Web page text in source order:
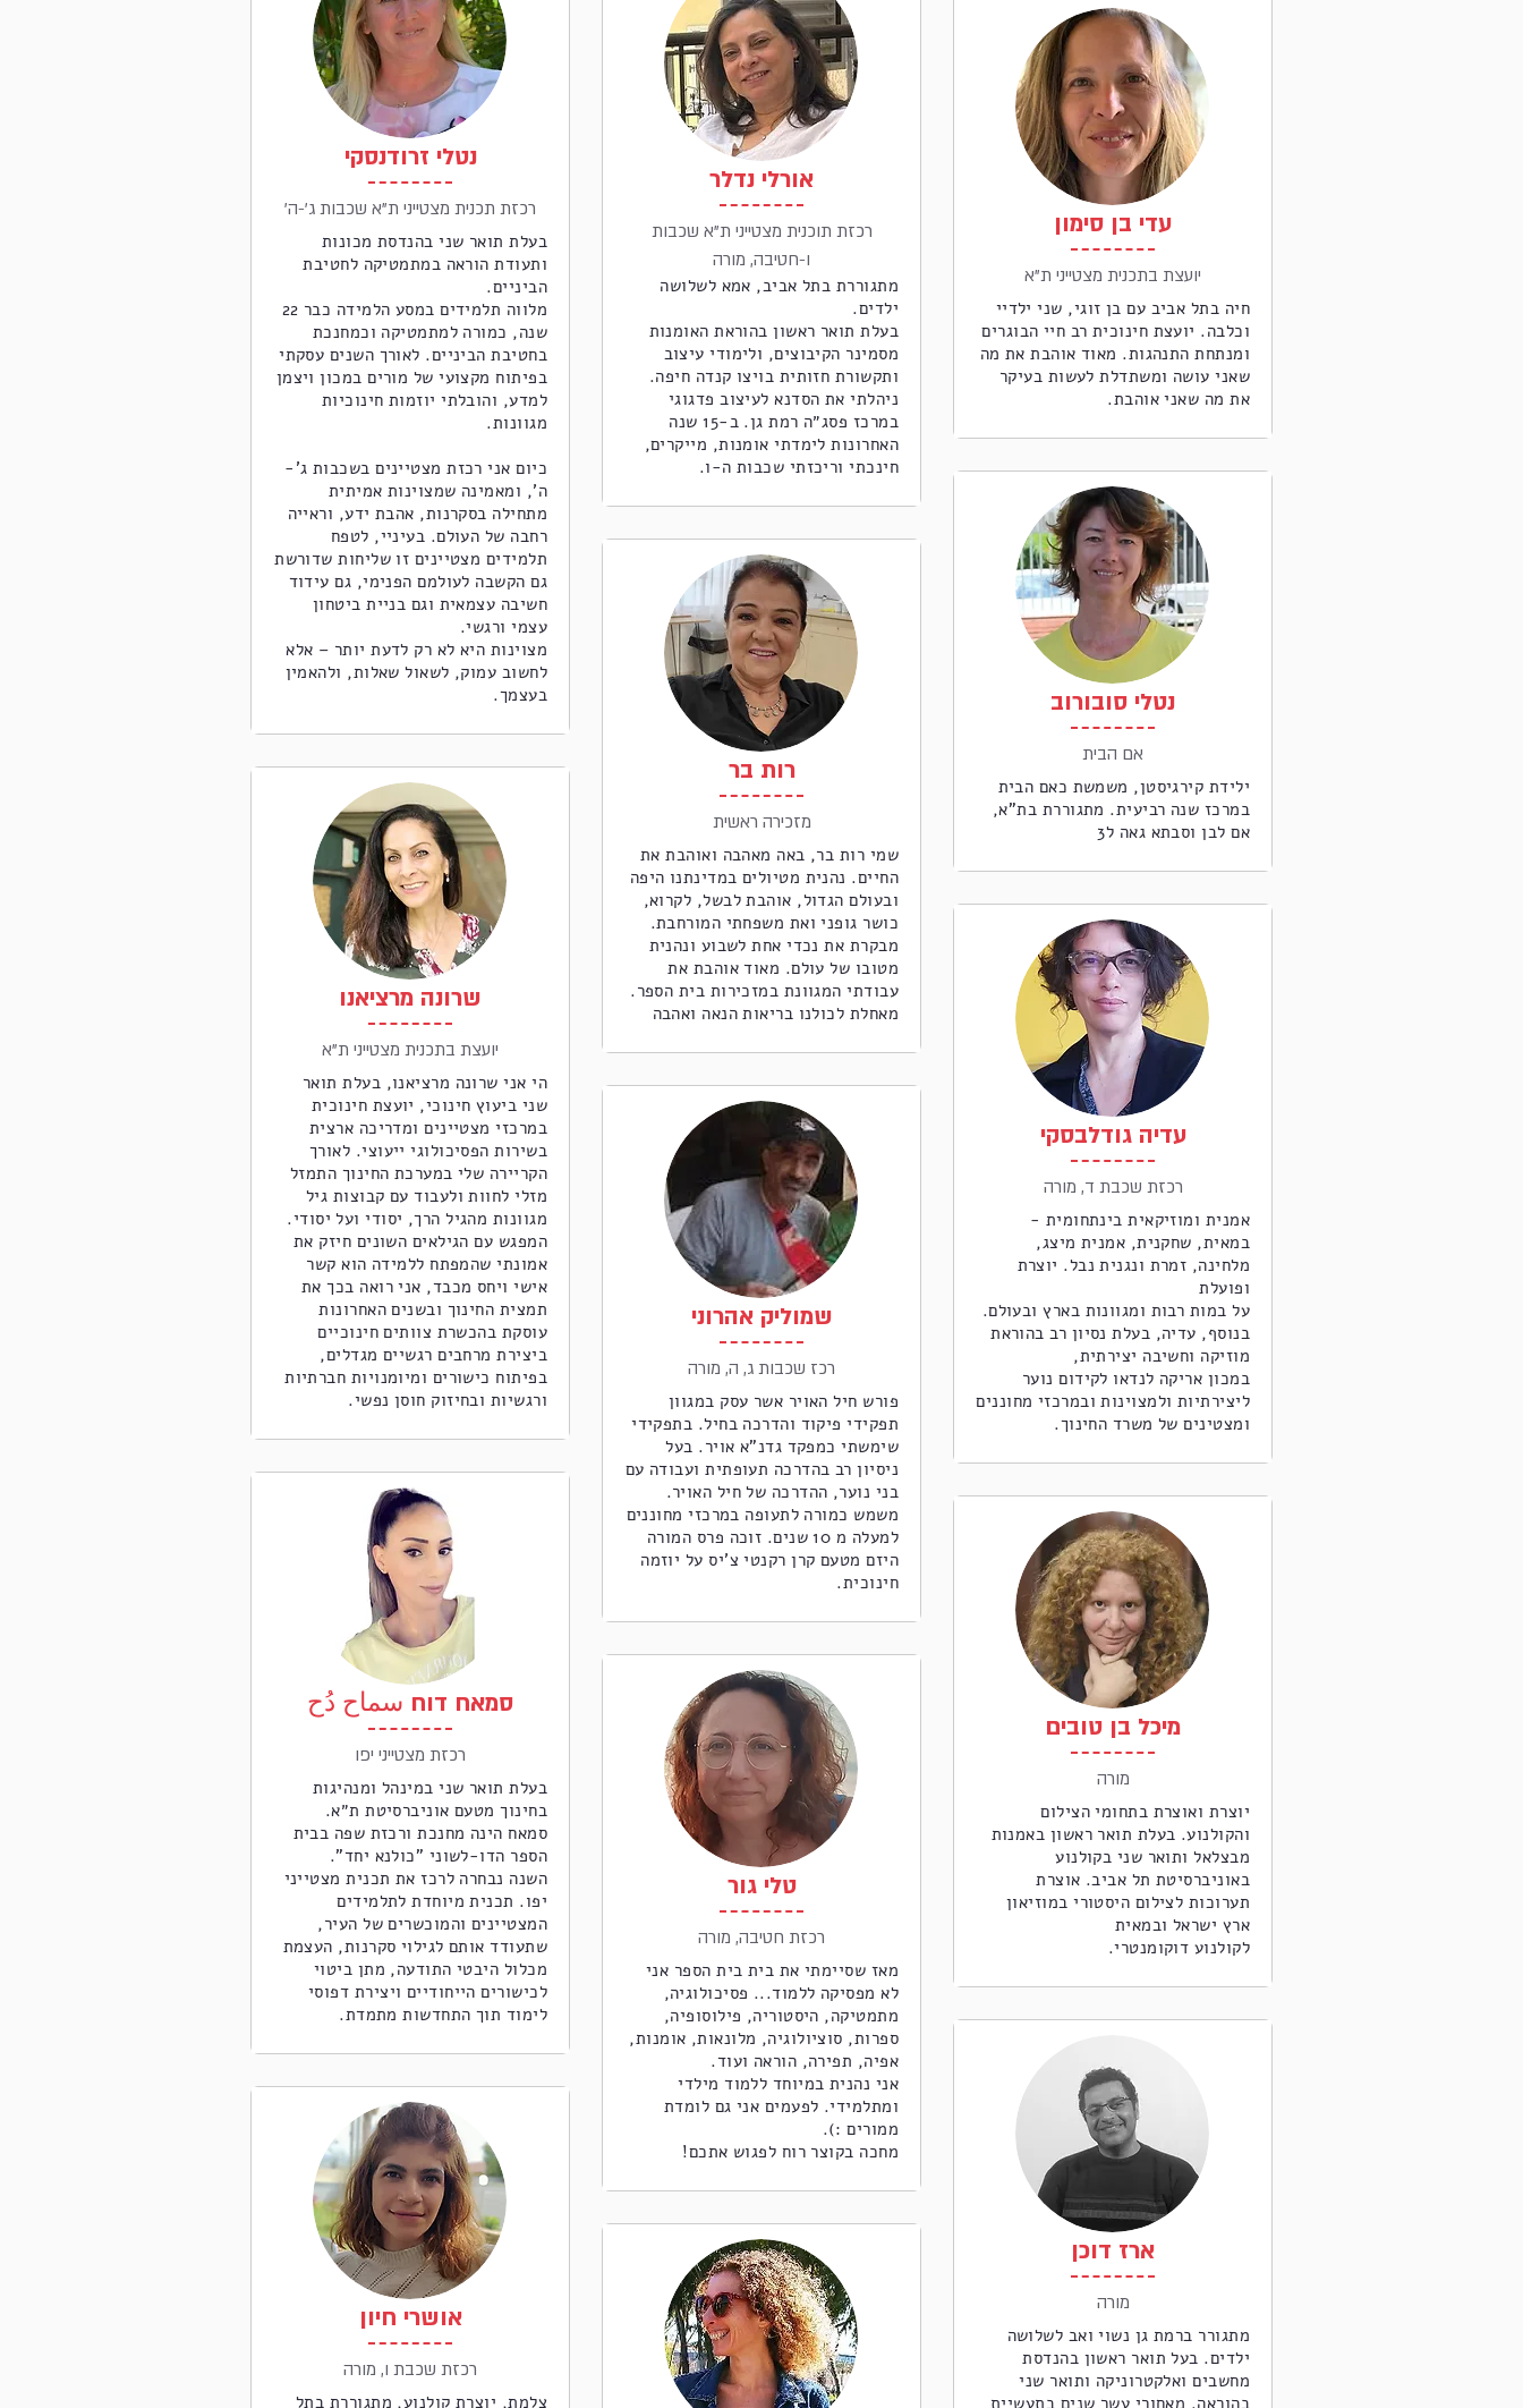
נטלי זרודנסקי
'רכזת תכנית מצטייני ת"א שכבות ג'-ה
בעלת תואר שני בהנדסת מכונות
ותעודת הוראה במתמטיקה לחטיבת
הביניים.
מלווה תלמידים במסע הלמידה כבר 22
שנה, כמורה למתמטיקה וכמחנכת
בחטיבת הביניים. לאורך השנים עסקתי
בפיתוח מקצועי של מורים במכון ויצמן
למדע, והובלתי יוזמות חינוכיות
מגוונות.
כיום אני רכזת מצטיינים בשכבות ג’-
ה’, ומאמינה שמצוינות אמיתית
מתחילה בסקרנות, אהבת ידע, וראייה
רחבה של העולם. בעיניי, לטפח
תלמידים מצטיינים זו שליחות שדורשת
גם הקשבה לעולמם הפנימי, גם עידוד
חשיבה עצמאית וגם בניית ביטחון
עצמי ורגשי.
מצוינות היא לא רק לדעת יותר – אלא
לחשוב עמוק, לשאול שאלות, ולהאמין
בעצמך.
שרונה מרציאנו
יועצת בתכנית מצטייני ת"א
הי אני שרונה מרציאנו, בעלת תואר
שני ביעוץ חינוכי, יועצת חינוכית
במרכזי מצטיינים ומדריכה ארצית
בשירות הפסיכולוגי ייעוצי. לאורך
הקריירה שלי במערכת החינוך התמזל
מזלי לחוות ולעבוד עם קבוצות גיל
מגוונות מהגיל הרך, יסודי ועל יסודי.
המפגש עם הגילאים השונים חיזק את
אמונתי שהמפתח ללמידה הוא קשר
אישי ויחס מכבד, אני רואה בכך את
תמצית החינוך ובשנים האחרונות
עוסקת בהכשרת צוותים חינוכיים
ביצירת מרחבים רגשיים מגדלים,
בפיתוח כישורים ומיומנויות חברתיות
ורגשיות ובחיזוק חוסן נפשי.
סמאח דוח سماح دُح
רכזת מצטייני יפו
בעלת תואר שני במינהל ומנהיגות
בחינוך מטעם אוניברסיטת ת״א.
סמאח הינה מחנכת ורכזת שפה בבית
הספר הדו-לשוני "כולנא יחד".
השנה נבחרה לרכז את תכנית מצטייני
יפו. תכנית מיוחדת לתלמידים
המצטיינים והמוכשרים של העיר,
שתעודד אותם לגילוי סקרנות, העצמת
מכלול היבטי התודעה, מתן ביטוי
לכישורים הייחודיים ויצירת דפוסי
לימוד תוך התחדשות מתמדת.
אושרי חיון
רכזת שכבת ו, מורה
צלמת, יוצרת קולנוע, מתגוררת בתל
אורלי נדלר
רכזת תוכנית מצטייני ת"א שכבות
ו-חטיבה, מורה
מתגוררת בתל אביב, אמא לשלושה
ילדים.
בעלת תואר ראשון בהוראת האומנות
מסמינר הקיבוצים, ולימודי עיצוב
ותקשורת חזותית בויצו קנדה חיפה.
ניהלתי את הסדנא לעיצוב פדגוגי
במרכז פסג״ה רמת גן. ב-15 שנה
האחרונות לימדתי אומנות, מייקרים,
חינכתי וריכזתי שכבות ה-ו.
רות בר
מזכירה ראשית
שמי רות בר, באה מאהבה ואוהבת את
החיים. נהנית מטיולים במדינתנו היפה
ובעולם הגדול, אוהבת לבשל, לקרוא,
כושר גופני ואת משפחתי המורחבת.
מבקרת את נכדי אחת לשבוע ונהנית
מטובו של עולם. מאוד אוהבת את
עבודתי המגוונת במזכירות בית הספר.
מאחלת לכולנו בריאות הנאה ואהבה
שמוליק אהרוני
רכז שכבות ג, ה, מורה
פורש חיל האויר אשר עסק במגוון
תפקידי פיקוד והדרכה בחיל. בתפקידי
שימשתי כמפקד גדנ"א אויר. בעל
ניסיון רב בהדרכה תעופתית ועבודה עם
בני נוער, ההדרכה של חיל האויר.
משמש כמורה לתעופה במרכזי מחוננים
למעלה מ 10 שנים. זוכה פרס המורה
היזם מטעם קרן רקנטי צ'יס על יוזמה
חינוכית.
טלי גור
רכזת חטיבה, מורה
מאז שסיימתי את בית בית הספר אני
לא מפסיקה ללמוד... פסיכולוגיה,
מתמטיקה, היסטוריה, פילוסופיה,
ספרות, סוציולוגיה, מלונאות, אומנות,
אפיה, תפירה, הוראה ועוד.
אני נהנית במיוחד ללמוד מילדי
ומתלמידי. לפעמים אני גם לומדת
ממורים :).
מחכה בקוצר רוח לפגוש אתכם!
עדי בן סימון
יועצת בתכנית מצטייני ת"א
חיה בתל אביב עם בן זוגי, שני ילדיי
וכלבה. יועצת חינוכית רב חיי הבוגרים
ומנתחת התנהגות. מאוד אוהבת את מה
שאני עושה ומשתדלת לעשות בעיקר
את מה שאני אוהבת.
נטלי סובורוב
אם הבית
ילידת קירגיסטן, משמשת כאם הבית
במרכז שנה רביעית. מתגוררת בת"א,
אם לבן וסבתא גאה ל3
עדיה גודלבסקי
רכזת שכבת ד, מורה
אמנית ומוזיקאית בינתחומית -
במאית, שחקנית, אמנית מיצג,
מלחינה, זמרת ונגנית נבל. יוצרת
ופועלת
על במות רבות ומגוונות בארץ ובעולם.
בנוסף, עדיה, בעלת נסיון רב בהוראת
מוזיקה וחשיבה יצירתית,
במכון אריקה לנדאו לקידום נוער
ליצירתיות ולמצוינות ובמרכזי מחוננים
ומצטינים של משרד החינוך.
מיכל בן טובים
מורה
יוצרת ואוצרת בתחומי הצילום
והקולנוע. בעלת תואר ראשון באמנות
מבצלאל ותואר שני בקולנוע
באוניברסיטת תל אביב. אוצרת
תערוכות לצילום היסטורי במוזיאון
ארץ ישראל ובמאית
לקולנוע דוקומנטרי.
ארז דוכן
מורה
מתגורר ברמת גן נשוי ואב לשלושה
ילדים. בעל תואר ראשון בהנדסת
מחשבים ואלקטרוניקה ותואר שני
בהוראה. מאחורי עשר שנים בתעשיית